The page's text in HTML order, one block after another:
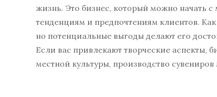
жизнь. Это бизнес, который можно начать с
тенденциям и предпочтениям клиентов.
но потенциальные выгоды делают его
Если вас привлекают творческие аспекты,
местной культуры, производство